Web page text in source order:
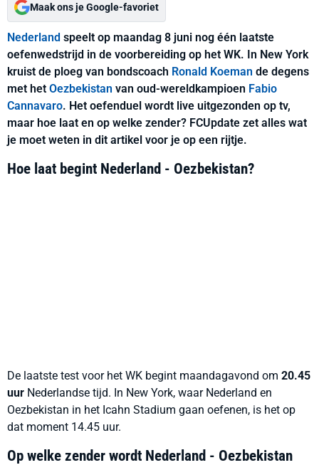
Maak ons je Google-favoriet
Nederland speelt op maandag 8 juni nog één laatste
oefenwedstrijd in de voorbereiding op het WK. In New York
kruist de ploeg van bondscoach Ronald Koeman de degens
met het Oezbekistan van oud-wereldkampioen Fabio
Cannavaro. Het oefenduel wordt live uitgezonden op tv,
maar hoe laat en op welke zender? FCUpdate zet alles wat
je moet weten in dit artikel voor je op een rijtje.
Hoe laat begint Nederland - Oezbekistan?
De laatste test voor het WK begint maandagavond om 20.45
uur Nederlandse tijd. In New York, waar Nederland en
Oezbekistan in het Icahn Stadium gaan oefenen, is het op
dat moment 14.45 uur.
Op welke zender wordt Nederland - Oezbekistan